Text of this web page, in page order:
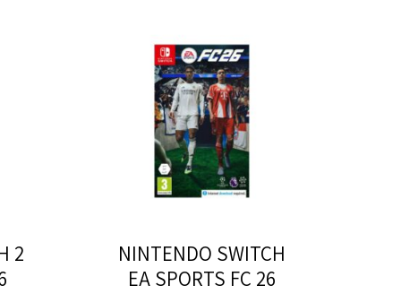
NINTENDO SWITCH
EA SPORTS FC 26
2